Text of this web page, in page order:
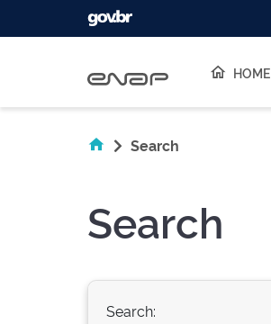
HOME
Search
Search
Search: